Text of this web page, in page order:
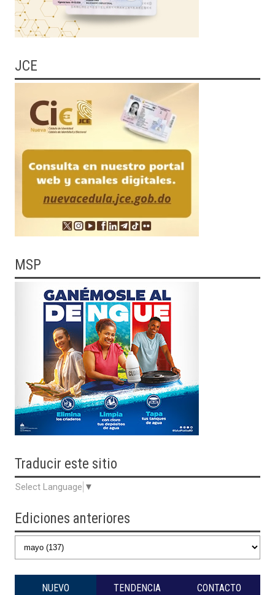
JCE
MSP
Traducir este sitio
Select Language ▼
Ediciones anteriores
NUEVO TENDENCIA CONTACTO